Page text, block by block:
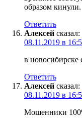
образом кинули.
Ответить
Алексей сказал:
08.11.2019 в
в
Ответить
Алексей сказал:
08.11.2019 в
Мошенники